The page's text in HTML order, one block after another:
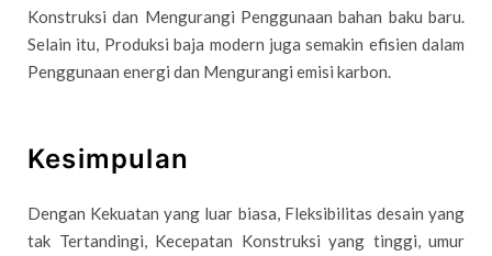
Konstruksi dan Mengurangi Penggunaan bahan baku baru.
Selain itu, Produksi baja modern juga semakin efisien dalam
Penggunaan energi dan Mengurangi emisi karbon.
Kesimpulan
Dengan Kekuatan yang luar biasa, Fleksibilitas desain yang
tak Tertandingi, Kecepatan Konstruksi yang tinggi, umur